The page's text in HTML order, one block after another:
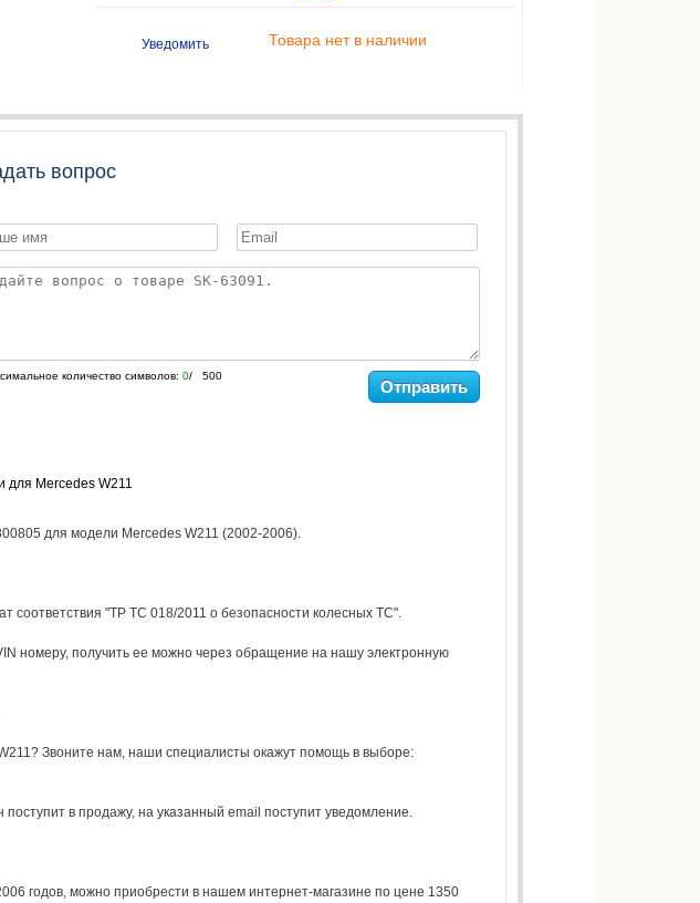
Товара нет в наличии
Уведомить
вопрос
количество символов: 0/ 500
Отправить
для Mercedes W211
для модели Mercedes W211 (2002-2006).
"ТР ТС 018/2011 о безопасности колесных ТС".
номеру, получить ее можно через обращение на нашу электронную
Звоните нам, наши специалисты окажут помощь в выборе:
поступит в продажу, на указанный email поступит уведомление.
годов, можно приобрести в нашем интернет-магазине по цене 1350